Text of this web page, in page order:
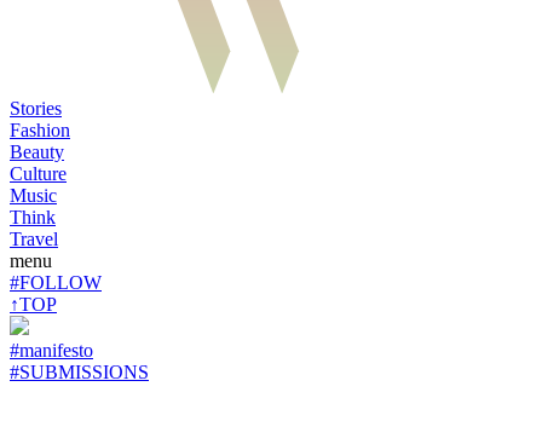
Stories
Fashion
Beauty
Culture
Music
Think
Travel
menu
#FOLLOW
↑TOP
#manifesto
#SUBMISSIONS